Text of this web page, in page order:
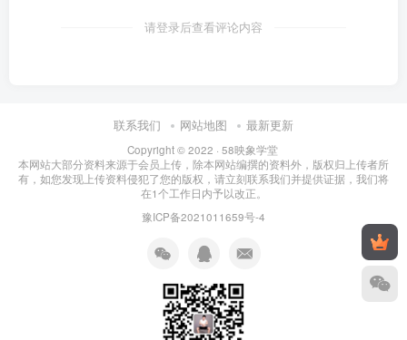
请登录后查看评论内容
联系我们 网站地图 最新更新
Copyright © 2022 · 58映象学堂
本网站大部分资料来源于会员上传，除本网站编撰的资料外，版权归上传者所
有，如您发现上传资料侵犯了您的版权，请立刻联系我们并提供证据，我们将
在1个工作日内予以改正。
豫ICP备2021011659号-4